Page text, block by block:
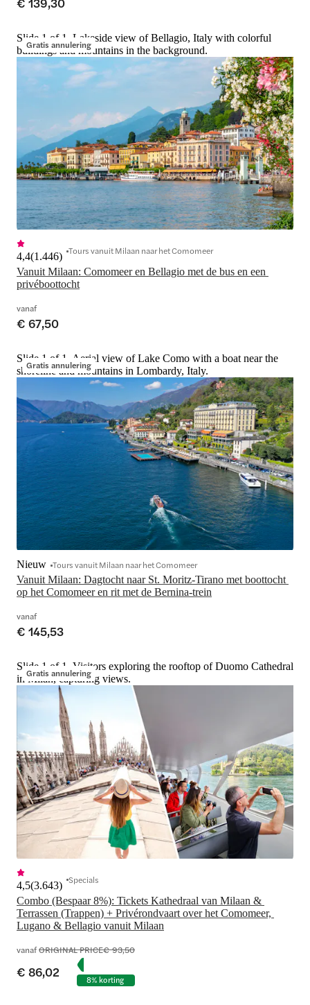
Gratis annulering
Slide 1 of 1, Lakeside view of Bellagio, Italy with colorful
buildings and mountains in the background.
Vanuit Milaan: Comomeer en Bellagio met de bus en een
privéboottocht
4,4(1.446) Tours vanuit Milaan naar het Comomeer
vanaf
€ 67,50
Gratis annulering
Slide 1 of 1, Aerial view of Lake Como with a boat near the
shoreline and mountains in Lombardy, Italy.
Vanuit Milaan: Dagtocht naar St. Moritz-Tirano met boottocht
op het Comomeer en rit met de Bernina-trein
Nieuw Tours vanuit Milaan naar het Comomeer
vanaf
€ 145,53
Gratis annulering
Slide 1 of 1, Visitors exploring the rooftop of Duomo Cathedral
in Milan, capturing views.
Combo (Bespaar 8%): Tickets Kathedraal van Milaan &
Terrassen (Trappen) + Privérondvaart over het Comomeer,
Lugano & Bellagio vanuit Milaan
4,5(3.643) Specials
vanafORIGINAL PRICE€ 93,50
€ 86,02 8% korting